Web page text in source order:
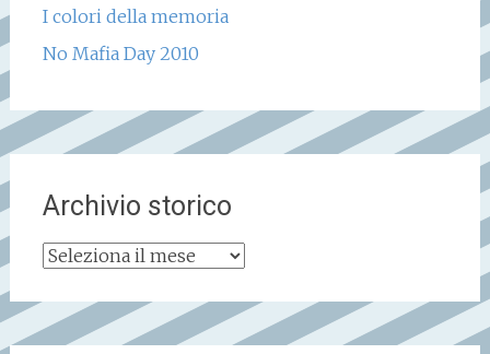
I colori della memoria
No Mafia Day 2010
Archivio storico
Archivio